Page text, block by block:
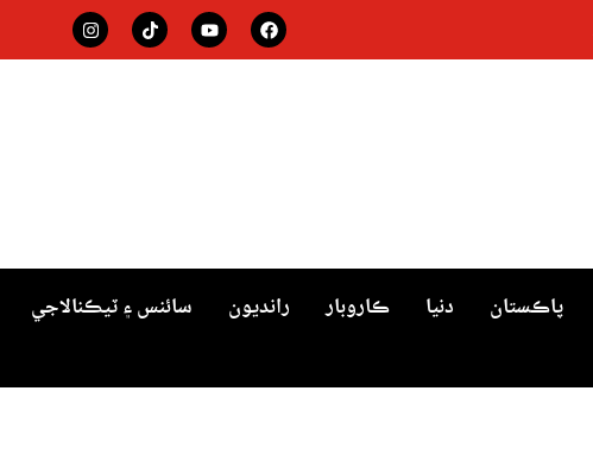
سائنس ۽ ٽيڪنالاجي رانديون ڪاروبار دنيا پاڪستان